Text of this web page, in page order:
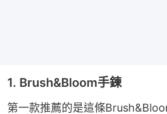
1. Brush&Bloom手鍊
第一款推薦的是這條